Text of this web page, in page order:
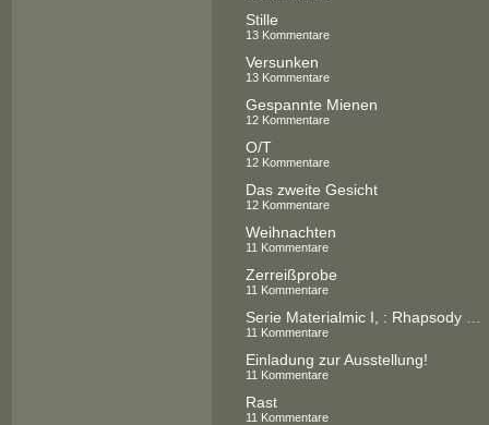
Stille
13 Kommentare
Versunken
13 Kommentare
Gespannte Mienen
12 Kommentare
O/T
12 Kommentare
Das zweite Gesicht
12 Kommentare
Weihnachten
11 Kommentare
Zerreißprobe
11 Kommentare
11 Kommentare
Einladung zur Ausstellung!
11 Kommentare
Rast
11 Kommentare